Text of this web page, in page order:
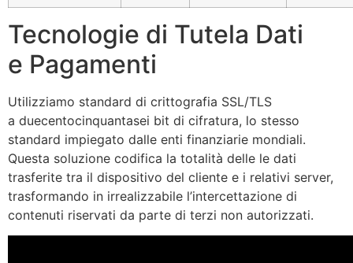
Tecnologie di Tutela Dati
e Pagamenti
Utilizziamo standard di crittografia SSL/TLS
a duecentocinquantasei bit di cifratura, lo stesso
standard impiegato dalle enti finanziarie mondiali.
Questa soluzione codifica la totalità delle le dati
trasferite tra il dispositivo del cliente e i relativi server,
trasformando in irrealizzabile l’intercettazione di
contenuti riservati da parte di terzi non autorizzati.